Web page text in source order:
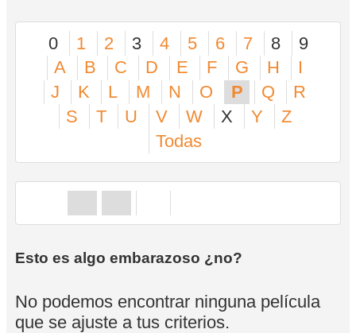
0 1 2 3 4 5 6 7 8
9
A
B C D E F G H
I
J
K L M N O P Q
R
S
T U V W X Y
Z
Todas
Esto es algo embarazoso ¿no?
No podemos encontrar ninguna película
que se ajuste a tus criterios.